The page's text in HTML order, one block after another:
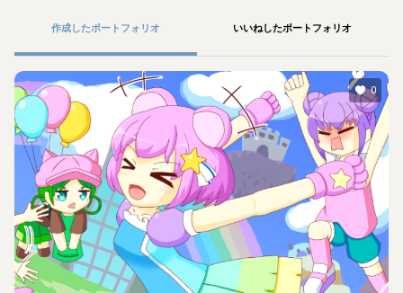
作成したポートフォリオ いいねしたポートフォリオ
0